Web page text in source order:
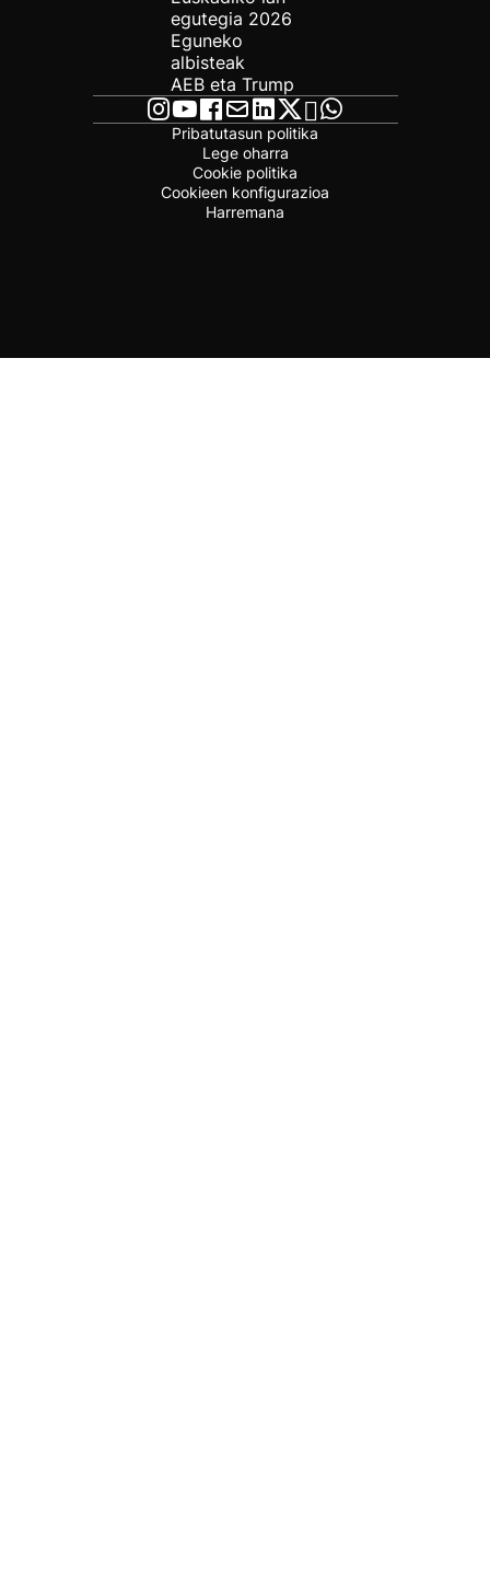
egutegia 2026
Eguneko
albisteak
AEB eta Trump
Pribatutasun politika
Lege oharra
Cookie politika
Cookieen konfigurazioa
Harremana